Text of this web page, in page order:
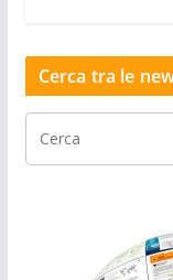
Cerca tra le